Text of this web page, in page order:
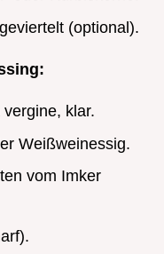
(optional).
klar.
Weißweinessig.
vom Imker